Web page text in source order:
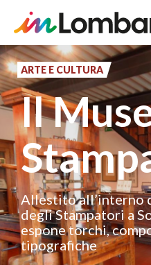
Salta
al
contenuto
principale
ARTE E CULTURA
Il
Allestito all’interno
degli Stampatori a
espone torchi,
tipografiche